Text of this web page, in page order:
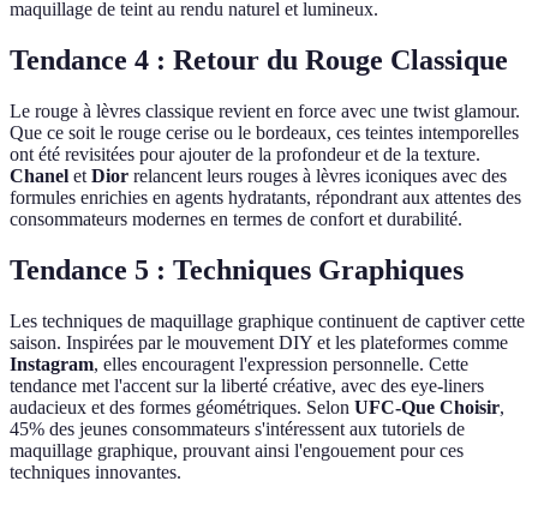
maquillage de teint au rendu naturel et lumineux.
Tendance 4 : Retour du Rouge Classique
Le rouge à lèvres classique revient en force avec une twist glamour.
Que ce soit le rouge cerise ou le bordeaux, ces teintes intemporelles
ont été revisitées pour ajouter de la profondeur et de la texture.
Chanel et Dior relancent leurs rouges à lèvres iconiques avec des
formules enrichies en agents hydratants, répondrant aux attentes des
consommateurs modernes en termes de confort et durabilité.
Tendance 5 : Techniques Graphiques
Les techniques de maquillage graphique continuent de captiver cette
saison. Inspirées par le mouvement DIY et les plateformes comme
Instagram, elles encouragent l'expression personnelle. Cette
tendance met l'accent sur la liberté créative, avec des eye-liners
audacieux et des formes géométriques. Selon UFC-Que Choisir,
45% des jeunes consommateurs s'intéressent aux tutoriels de
maquillage graphique, prouvant ainsi l'engouement pour ces
techniques innovantes.